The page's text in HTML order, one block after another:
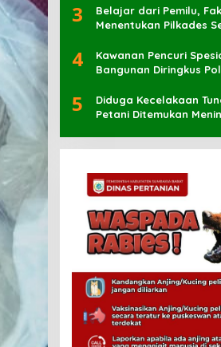
Kaharuddin
3
Belajar dari Pemilu,
Menentukan Pilkades
4
Kawanan Pencuri
Bangunan Diringkus
5
Diduga Kecelakaan
Petani Ditemukan